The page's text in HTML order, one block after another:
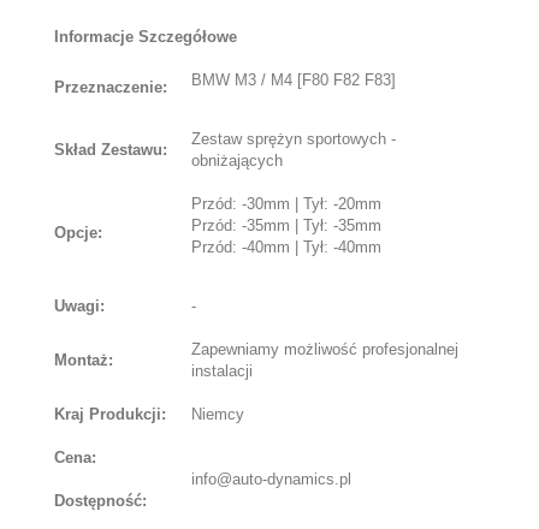
Informacje Szczegółowe
Przeznaczenie: BMW M3 / M4 [F80 F82 F83]
Skład Zestawu:
Zestaw sprężyn sportowych -
obniżających
Opcje:
Przód: -30mm | Tył: -20mm
Przód: -35mm | Tył: -35mm
Przód: -40mm | Tył: -40mm
Uwagi: -
Montaż:
Zapewniamy możliwość profesjonalnej
instalacji
Kraj Produkcji: Niemcy
Cena:
info@auto-dynamics.pl
Dostępność: